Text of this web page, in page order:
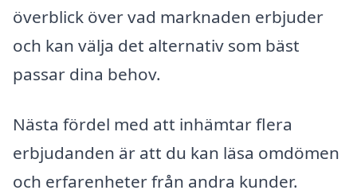
överblick över vad marknaden erbjuder
och kan välja det alternativ som bäst
passar dina behov.
Nästa fördel med att inhämtar flera
erbjudanden är att du kan läsa omdömen
och erfarenheter från andra kunder.